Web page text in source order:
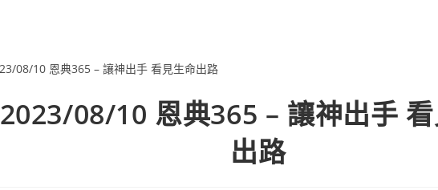
2023/08/10 恩典365 – 讓神出手
出路